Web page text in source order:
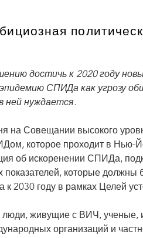
достичь к 2020 году
СПИДа как угрозу
ней нуждается.
на Совещании высокого
которое проходит в Нью-
об искоренении СПИДа,
которые должны
2030 году в рамках Целей
люди, живущие с ВИЧ, ученые,
организаций и